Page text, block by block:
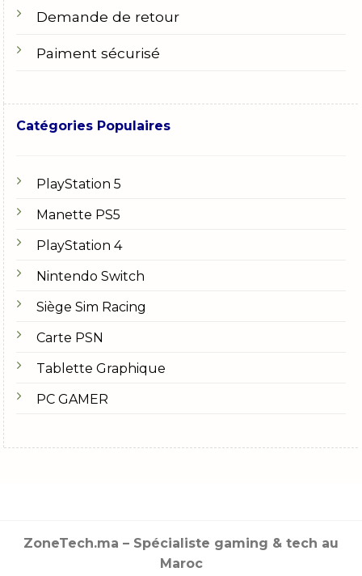
Demande de retour
Paiment sécurisé
Catégories Populaires
PlayStation 5
Manette PS5
PlayStation 4
Nintendo Switch
Siège Sim Racing
Carte PSN
Tablette Graphique
PC GAMER
ZoneTech.ma – Spécialiste gaming & tech au
Maroc